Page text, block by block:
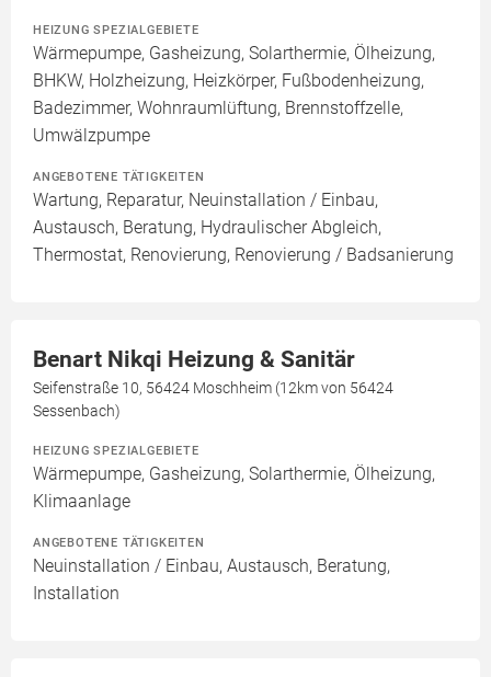
HEIZUNG SPEZIALGEBIETE
Wärmepumpe, Gasheizung, Solarthermie, Ölheizung,
BHKW, Holzheizung, Heizkörper, Fußbodenheizung,
Badezimmer, Wohnraumlüftung, Brennstoffzelle,
Umwälzpumpe
ANGEBOTENE TÄTIGKEITEN
Wartung, Reparatur, Neuinstallation / Einbau,
Austausch, Beratung, Hydraulischer Abgleich,
Thermostat, Renovierung, Renovierung / Badsanierung
Benart Nikqi Heizung & Sanitär
Seifenstraße 10, 56424 Moschheim (12km von 56424
Sessenbach)
HEIZUNG SPEZIALGEBIETE
Wärmepumpe, Gasheizung, Solarthermie, Ölheizung,
Klimaanlage
ANGEBOTENE TÄTIGKEITEN
Neuinstallation / Einbau, Austausch, Beratung,
Installation